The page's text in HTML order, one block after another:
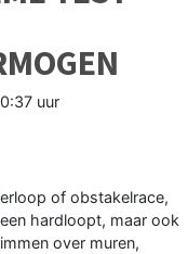
uur
of obstakelrace,
hardloopt, maar ook
over muren,